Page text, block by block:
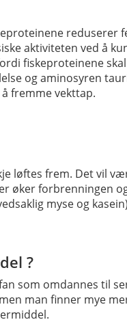
aktiviteten ved å
fiskeproteinene
og aminosyren
fremme vekttap.
løftes frem. Det vil
øker forbrenningen
myse og
?
som omdannes til
man finner mye